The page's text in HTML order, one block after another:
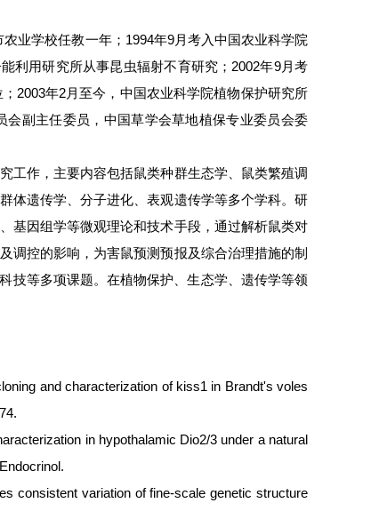
业学校任教一年；1994年9月考入中国农业科学院
利用研究所从事昆虫辐射不育研究；2002年9月考
2003年2月至今，中国农业科学院植物保护研究所
副主任委员，中国草学会草地植保专业委员会委
工作，主要内容包括鼠类种群生态学、鼠类繁殖调
体遗传学、分子进化、表观遗传学等多个学科。研
基因组学等微观理论和技术手段，通过解析鼠类对
调控的影响，为害鼠预测预报及综合治理措施的制
技等多项课题。在植物保护、生态学、遗传学等领
and characterization of kiss1 in Brandt's voles
in hypothalamic Dio2/3 under a natural
consistent variation of fine-scale genetic structure